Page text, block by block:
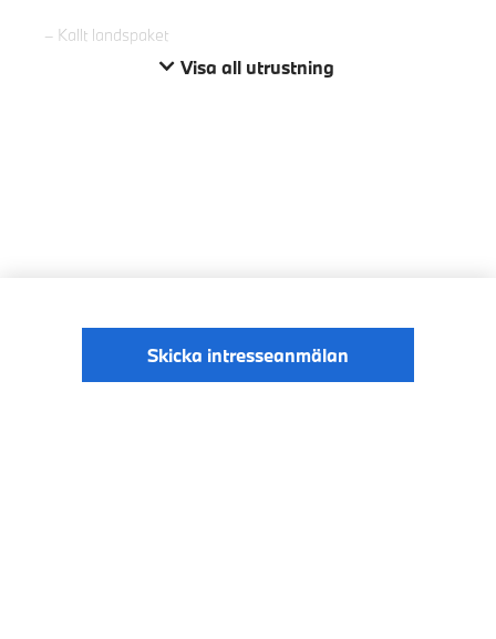
Kallt landspaket
Visa all utrustning
Skicka intresseanmälan